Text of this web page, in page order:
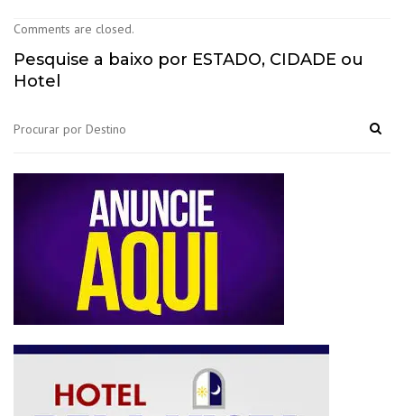
Comments are closed.
Pesquise a baixo por ESTADO, CIDADE ou
Hotel